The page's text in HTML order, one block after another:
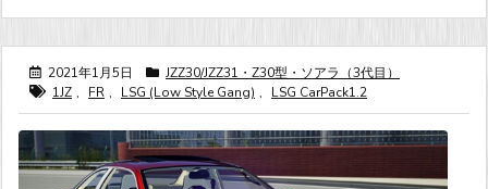
2021年1月5日
JZZ30/JZZ31・Z30型・ソアラ（3代目）
1JZ , FR , LSG (Low Style Gang) , LSG CarPack1.2